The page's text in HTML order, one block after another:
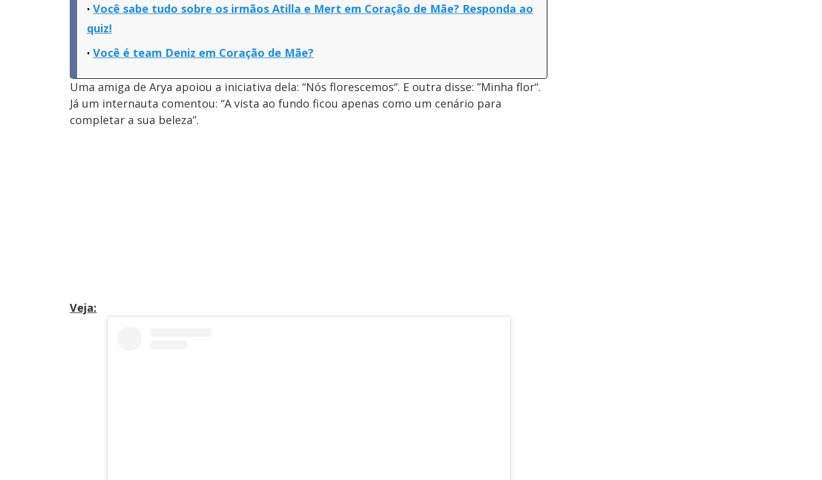
Você sabe tudo sobre os irmãos Atilla e Mert em Coração de Mãe? Responda ao
quiz!
Você é team Deniz em Coração de Mãe?
Uma amiga de Arya apoiou a iniciativa dela: “Nós florescemos“. E outra disse: ”Minha flor“.
Já um internauta comentou: “A vista ao fundo ficou apenas como um cenário para
completar a sua beleza”.
Veja: